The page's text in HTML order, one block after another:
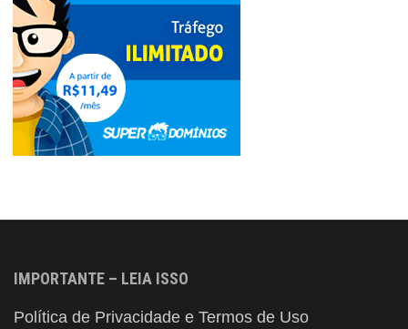
IMPORTANTE – LEIA ISSO
Política de Privacidade e Termos de Uso